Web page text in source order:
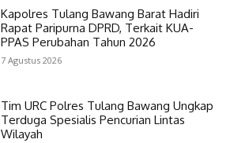
Kapolres Tulang Bawang Barat Hadiri
Rapat Paripurna DPRD, Terkait KUA-
PPAS Perubahan Tahun 2026
7 Agustus 2026
Tim URC Polres Tulang Bawang Ungkap
Terduga Spesialis Pencurian Lintas
Wilayah